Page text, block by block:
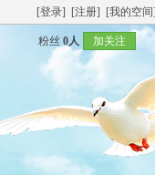
[登录] [注册] [我的空间]
粉丝 0人 加关注